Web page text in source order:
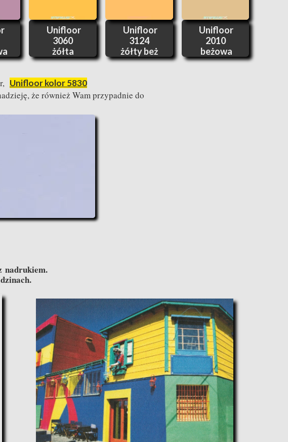
Unifloor
3060
żółta
Unifloor
3124
żółty beż
Unifloor
2010
beżowa
nadrukiem.
Unifloor kolor 5830
że również Wam przypadnie do